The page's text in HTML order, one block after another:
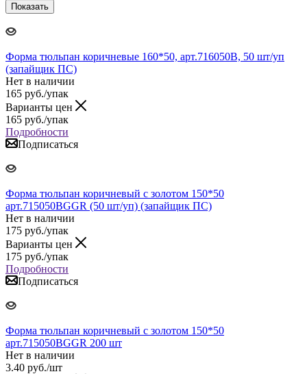
Показать
Форма тюльпан коричневые 160*50, арт.716050B, 50 шт/уп
(запайщик ПС)
Нет в наличии
165 руб./упак
Варианты цен
165 руб./упак
Подробности
Подписаться
Форма тюльпан коричневый с золотом 150*50
арт.715050BGGR (50 шт/уп) (запайщик ПС)
Нет в наличии
175 руб./упак
Варианты цен
175 руб./упак
Подробности
Подписаться
Форма тюльпан коричневый с золотом 150*50
арт.715050BGGR 200 шт
Нет в наличии
3.40 руб./шт